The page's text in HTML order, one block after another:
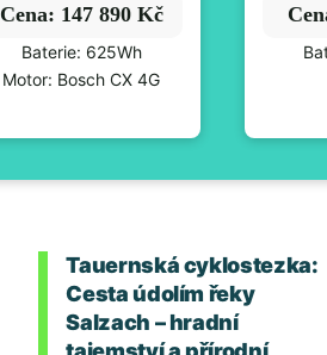
Cena: 147 890 Kč
Baterie: 625Wh
Motor: Bosch CX 4G
Tauernská cyklostezka:
Cesta údolím řeky
Salzach – hradní